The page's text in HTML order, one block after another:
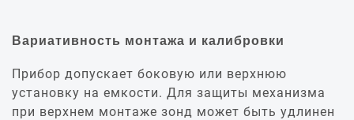
Вариативность монтажа и калибровки
Прибор допускает боковую или верхнюю
установку на емкости. Для защиты механизма
при верхнем монтаже зонд может быть удлинен